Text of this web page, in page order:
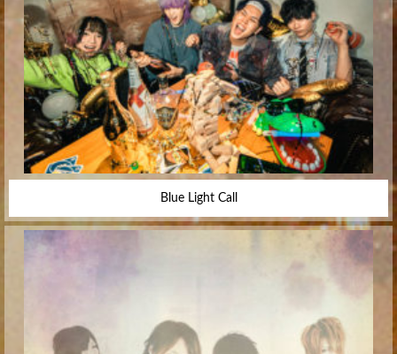
Blue Light Call